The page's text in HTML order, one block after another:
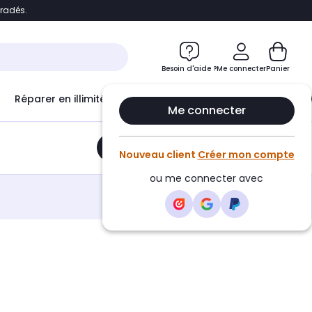
Accéder directement au chatbot
Besoin d'aide ?Me connecter
Me connecter
Nouveau client Créer mon compte
ou me connecter avec
Panier
Réparer en illimité avec Le Club Infinity
Ajouter au panier